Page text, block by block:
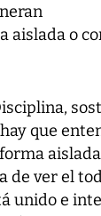
aislada o
que
de ver el
unido e